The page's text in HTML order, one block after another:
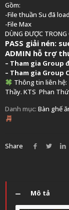
Gồm:
-File thuần Su đã
-File Max
DÙNG ĐƯỢC TRONG
PASS giải nén:
ADMIN hỗ trợ
– Tham gia Group
– Tham gia Group
Thông tin liên hệ:
Thầy. KTS Phan
Danh mục: Bàn ghế
Share
Mô tả